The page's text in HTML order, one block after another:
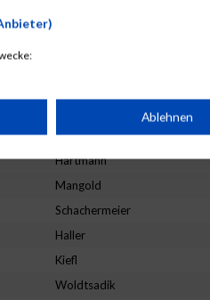
Heinrich
Hartmann
Mangold
Schachermeier
Haller
Kiefl
Woldtsadik
Informationen auf einem
zur Auswahl von Werbeanzeigen
Auswahl personalisierter Werbung
Ablehnen